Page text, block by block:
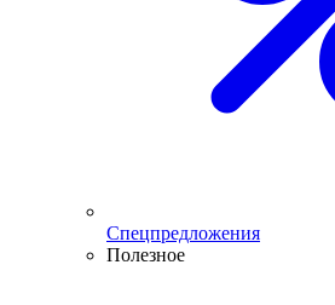
Спецпредложения
Полезное